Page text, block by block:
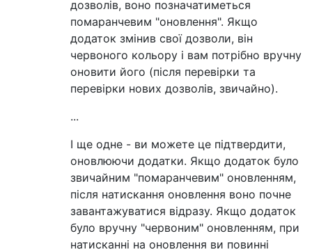
дозволів, воно позначатиметься
помаранчевим "оновлення". Якщо
додаток змінив свої дозволи, він
червоного кольору і вам потрібно вручну
оновити його (після перевірки та
перевірки нових дозволів, звичайно).
...
І ще одне - ви можете це підтвердити,
оновлюючи додатки. Якщо додаток було
звичайним "помаранчевим" оновленням,
після натискання оновлення воно почне
завантажуватися відразу. Якщо додаток
було вручну "червоним" оновленням, при
натисканні на оновлення ви повинні